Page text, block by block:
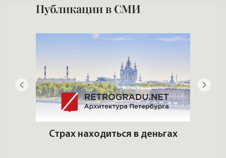
Публикации в СМИ
Страх находиться в деньгах